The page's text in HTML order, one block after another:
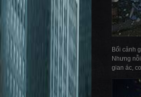
Bối cảnh
Nhưng
gian ác,